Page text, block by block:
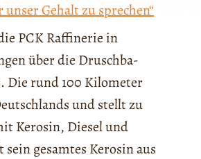
Gehalt zu sprechen“
PCK Raffinerie in
über die Druschba-
Die rund 100 Kilometer
und stellt zu
Kerosin, Diesel und
gesamtes Kerosin aus